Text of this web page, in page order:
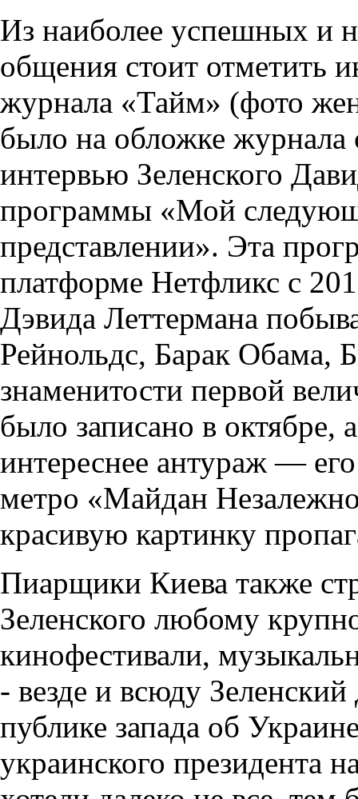
Из наиболее успешных и
общения стоит отметить
журнала «Тайм» (фото
было на обложке журнала
интервью Зеленского
программы «Мой
представлении». Эта
платформе Нетфликс с
Дэвида Леттермана
Рейнольдс, Барак Обама,
знаменитости первой
было записано в
интереснее антураж —
метро «Майдан
красивую картинку
Пиарщики Киева также
Зеленского любому
кинофестивали,
- везде и всюду
публике запада об
украинского президента